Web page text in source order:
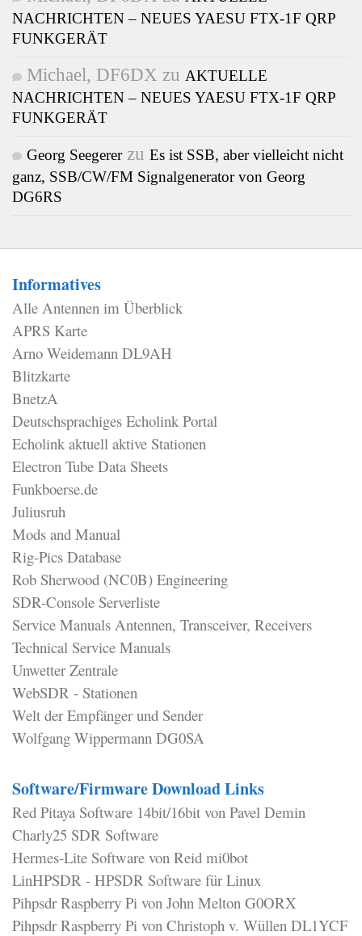
NACHRICHTEN – NEUES YAESU FTX-1F QRP
FUNKGERÄT
Michael, DF6DX zu AKTUELLE
NACHRICHTEN – NEUES YAESU FTX-1F QRP
FUNKGERÄT
Georg Seegererzu Es ist SSB, aber vielleicht nicht
ganz, SSB/CW/FM Signalgenerator von Georg
DG6RS
Informatives
Alle Antennen im Überblick
APRS Karte
Arno Weidemann DL9AH
Blitzkarte
BnetzA
Deutschsprachiges Echolink Portal
Echolink aktuell aktive Stationen
Electron Tube Data Sheets
Funkboerse.de
Juliusruh
Mods and Manual
Rig-Pics Database
Rob Sherwood (NC0B) Engineering
SDR-Console Serverliste
Service Manuals Antennen, Transceiver, Receivers
Technical Service Manuals
Unwetter Zentrale
WebSDR - Stationen
Welt der Empfänger und Sender
Wolfgang Wippermann DG0SA
Software/Firmware Download Links
Red Pitaya Software 14bit/16bit von Pavel Demin
Charly25 SDR Software
Hermes-Lite Software von Reid mi0bot
LinHPSDR - HPSDR Software für Linux
Pihpsdr Raspberry Pi von John Melton G0ORX
Pihpsdr Raspberry Pi von Christoph v. Wüllen DL1YCF